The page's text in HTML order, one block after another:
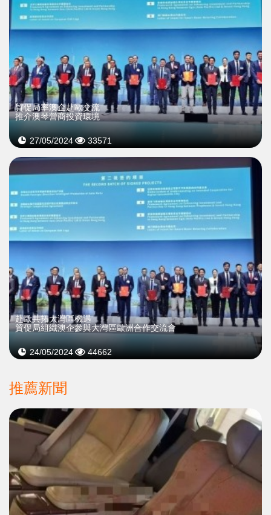
貿促局率澳企赴歐交流
推介澳琴營商投資環境
27/05/2024 33571
赴歐共拓大灣區機遇
貿促局組織澳企參與大灣區歐洲合作交流會
24/05/2024 44662
推薦新聞